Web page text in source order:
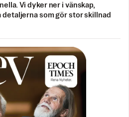
Vi dyker ner i vänskap,
detaljerna som gör stor skillnad